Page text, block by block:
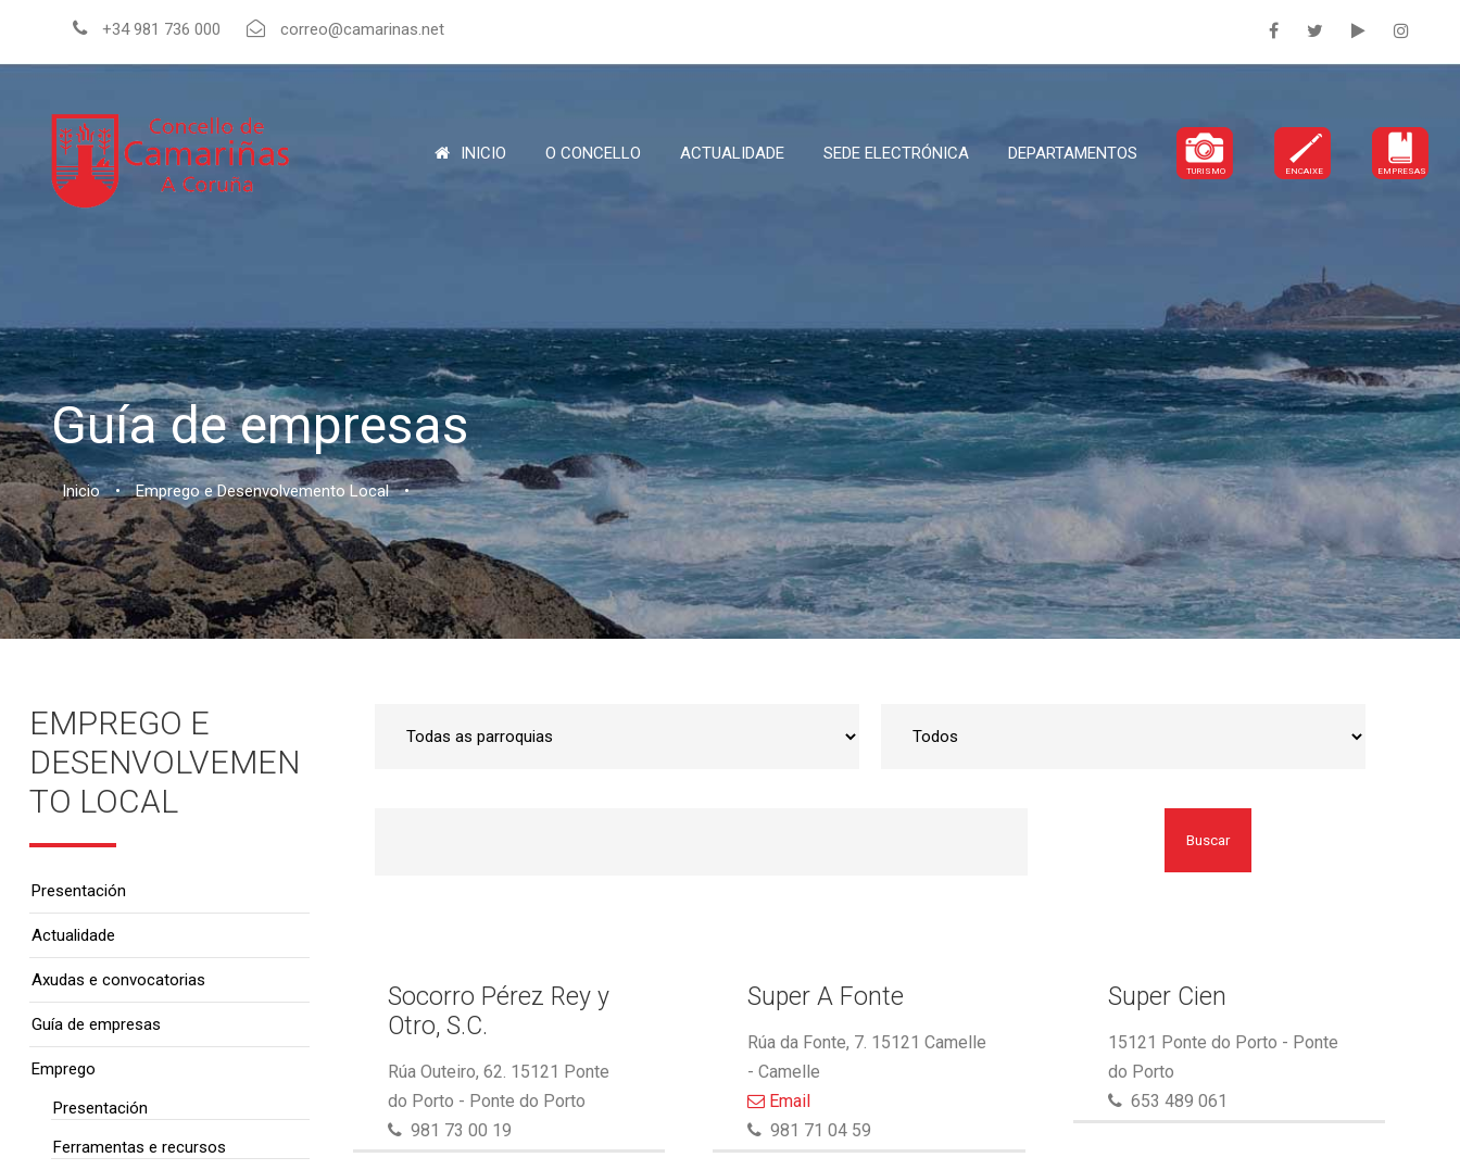
+34 981 736 000 correo@camarinas.net
INICIO O CONCELLO ACTUALIDADE SEDE ELECTRÓNICA DEPARTAMENTOS
TURISMO ENCAIXE EMPRESAS
Guía de empresas
Inicio • Emprego e Desenvolvemento Local •
Buscar
Socorro Pérez Rey y
Otro, S.C.
Rúa Outeiro, 62. 15121 Ponte
do Porto - Ponte do Porto
981 73 00 19
Super A Fonte
Rúa da Fonte, 7. 15121 Camelle
- Camelle
Email
981 71 04 59
Super Cien
15121 Ponte do Porto - Ponte
do Porto
653 489 061
EMPREGO E
DESENVOLVEMEN
TO LOCAL
Presentación
Actualidade
Axudas e convocatorias
Guía de empresas
Emprego
Presentación
Ferramentas e recursos